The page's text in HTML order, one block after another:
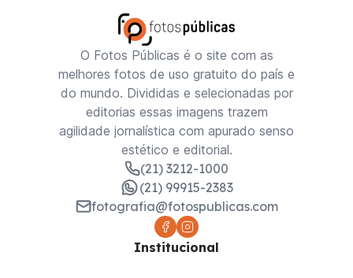
O Fotos Públicas é o site com as
melhores fotos de uso gratuito do país e
do mundo. Divididas e selecionadas por
editorias essas imagens trazem
agilidade jornalística com apurado senso
estético e editorial.
(21) 3212-1000
(21) 99915-2383
fotografia@fotospublicas.com
Institucional